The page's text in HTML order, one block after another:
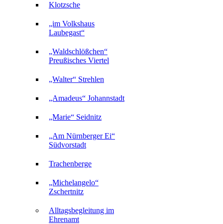
Klotzsche
„im Volkshaus
Laubegast“
„Waldschlößchen“
Preußisches Viertel
„Walter“ Strehlen
„Amadeus“ Johannstadt
„Marie“ Seidnitz
„Am Nürnberger Ei“
Südvorstadt
Trachenberge
„Michelangelo“
Zschertnitz
Alltagsbegleitung im
Ehrenamt